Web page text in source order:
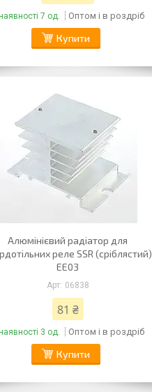
7 од. Оптом і в роздріб
Купити
Алюмінієвий радіатор для
реле SSR (сріблястий)
EE03
06838
81 ₴
3 од. Оптом і в роздріб
Купити